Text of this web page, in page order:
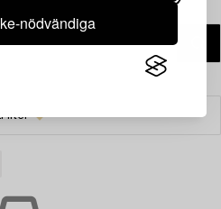
nödvändiga
Filter